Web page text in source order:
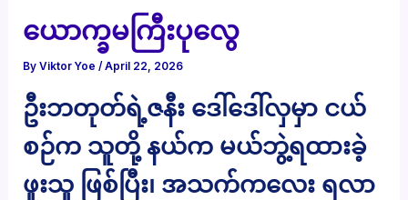
ယောက္ခမကြီးပုလွေ
ByViktor Yoe/April 22, 2026
ဦးဘတုတ်ရဲ့ဇနီး ဒေါ်ဒေါ်လှမှာ ငယ်
စဉ်က သူတို့ နယ်က မယ်ဘွဲ့ရထားခဲ့
ဖူးသူ ဖြစ်ပြီး၊ အသက်ကလေး ရလာ